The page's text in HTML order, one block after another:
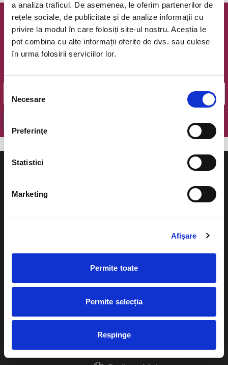
a analiza traficul. De asemenea, le oferim partenerilor de
rețele sociale, de publicitate și de analize informații cu
privire la modul în care folosiți site-ul nostru. Aceștia le
pot combina cu alte informații oferite de dvs. sau culese
în urma folosirii serviciilor lor.
consimțământului
Necesare
Preferinţe
Statistici
Marketing
Afişare
Permite toate
Permite selecția
Respinge
Newsletter @ Bilete.ro
Oferte exclusive si o editie saptamanala cu cele mai noi
evenimente.
Cum comand bilete?
Plata online sau cash
Livrare prin curier
Returnare bilete
Diverse